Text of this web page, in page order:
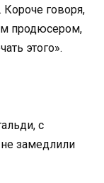
говоря,
продюсером,
этого».
с
замедлили